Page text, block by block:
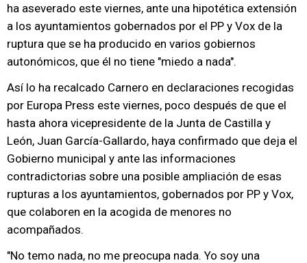
ha aseverado este viernes, ante una hipotética extensión
a los ayuntamientos gobernados por el PP y Vox de la
ruptura que se ha producido en varios gobiernos
autonómicos, que él no tiene "miedo a nada".
Así lo ha recalcado Carnero en declaraciones recogidas
por Europa Press este viernes, poco después de que el
hasta ahora vicepresidente de la Junta de Castilla y
León, Juan García-Gallardo, haya confirmado que deja el
Gobierno municipal y ante las informaciones
contradictorias sobre una posible ampliación de esas
rupturas a los ayuntamientos, gobernados por PP y Vox,
que colaboren en la acogida de menores no
acompañados.
"No temo nada, no me preocupa nada. Yo soy una